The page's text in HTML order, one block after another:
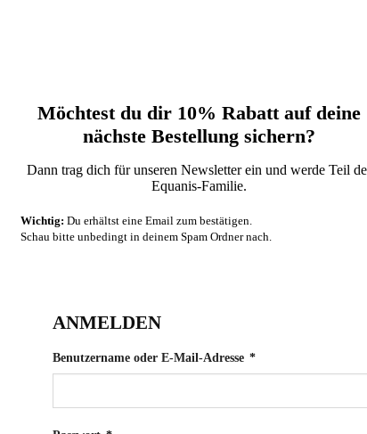
Möchtest du dir 10% Rabatt auf deine
nächste‬ Bestellung sichern?‬
Dann trag dich für unseren Newsletter ein und werde Teil
Equanis-Familie.‬
Wichtig: Du erhältst eine Email zum bestätigen.
Schau bitte unbedingt in deinem Spam Ordner nach.
ANMELDEN
Benutzername oder E-Mail-Adresse *Erforderlich